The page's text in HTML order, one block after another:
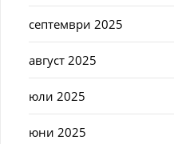
септември 2025
август 2025
юли 2025
юни 2025